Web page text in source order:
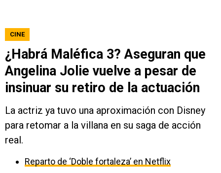
CINE
¿Habrá Maléfica 3? Aseguran que
Angelina Jolie vuelve a pesar de
insinuar su retiro de la actuación
La actriz ya tuvo una aproximación con Disney
para retomar a la villana en su saga de acción
real.
Reparto de ‘Doble fortaleza’ en Netflix